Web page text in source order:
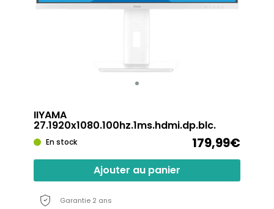
IIYAMA
27.1920x1080.100hz.1ms.hdmi.dp.blc.
En stock 179,99€
Ajouter au panier
Garantie 2 ans